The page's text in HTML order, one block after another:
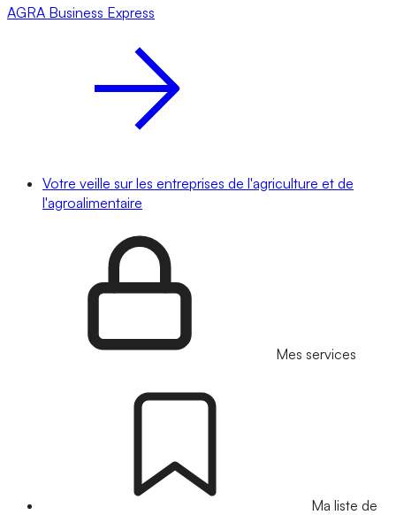
AGRA Business Express
Votre veille sur les entreprises de l'agriculture et de
l'agroalimentaire
Mes services
Ma liste de